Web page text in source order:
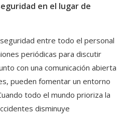
en el lugar de
entre todo el personal
periódicas para discutir
con una comunicación abierta
pueden fomentar un entorno
todo el mundo prioriza la
disminuye